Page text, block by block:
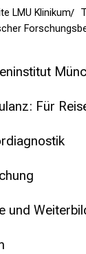
LMU Klinikum
Für
und